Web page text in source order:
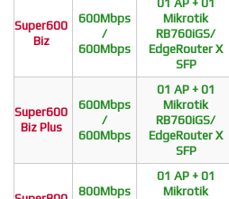
Super600
Biz
600Mbps
/
600Mbps
Mikrotik
RB760iGS/
EdgeRouter X
SFP
Super600
Biz Plus
600Mbps
/
600Mbps
01 AP + 01
Mikrotik
RB760iGS/
EdgeRouter X
SFP
800Mbps
01 AP + 01
Mikrotik